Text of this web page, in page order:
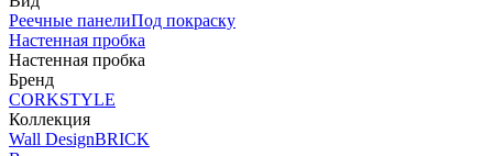
Реечные панелиПод покраску
Настенная пробка
Настенная пробка
Бренд
CORKSTYLE
Коллекция
Wall DesignBRICK